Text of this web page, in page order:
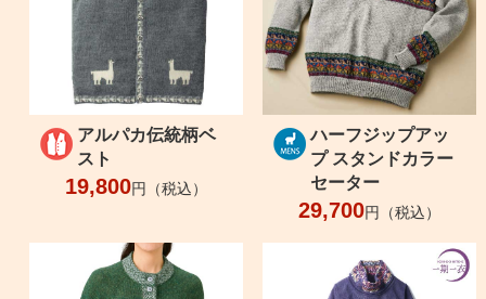
アルパカ伝統柄ベ
スト
19,800円（税込）
ハーフジップアッ
プ スタンドカラー
セーター
29,700円（税込）